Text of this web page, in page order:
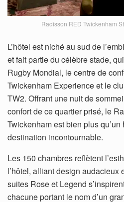
Radisson RED Twickenham
L’hôtel est niché au sud de
et fait partie du célèbre stade,
Rugby Mondial, le centre de
Twickenham Experience et le
TW2. Offrant une nuit de
confort de ce quartier prisé, le
Twickenham est bien plus qu’un
destination incontournable.
Les 150 chambres reflètent
l’hôtel, alliant design audacieux
suites Rose et Legend
chacune portant le nom d’un